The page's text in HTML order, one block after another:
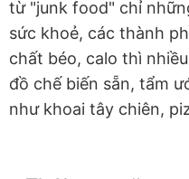
từ "junk food" chỉ
sức khoẻ, các thành
chất béo, calo thì
đồ chế biến sẵn, tẩm
như khoai tây chiên,